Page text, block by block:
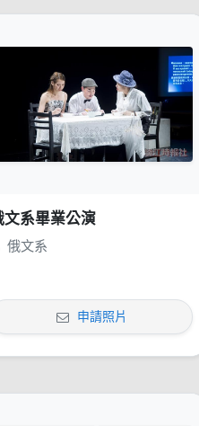
文系畢業公演
俄文系
申請照片